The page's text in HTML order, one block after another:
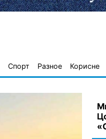
Спорт Разное Корисне